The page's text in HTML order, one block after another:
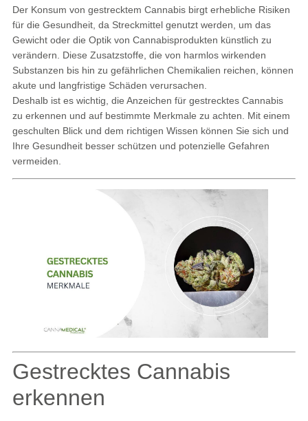
Der Konsum von gestrecktem Cannabis birgt erhebliche Risiken
für die Gesundheit, da Streckmittel genutzt werden, um das
Gewicht oder die Optik von Cannabisprodukten künstlich zu
verändern. Diese Zusatzstoffe, die von harmlos wirkenden
Substanzen bis hin zu gefährlichen Chemikalien reichen, können
akute und langfristige Schäden verursachen.
Deshalb ist es wichtig, die Anzeichen für gestrecktes Cannabis
zu erkennen und auf bestimmte Merkmale zu achten. Mit einem
geschulten Blick und dem richtigen Wissen können Sie sich und
Ihre Gesundheit besser schützen und potenzielle Gefahren
vermeiden.
Gestrecktes Cannabis
erkennen